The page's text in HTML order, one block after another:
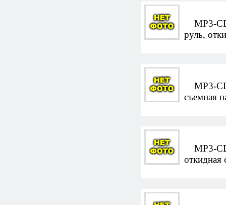
MP3-
руль,
MP3-
съемная
MP3-
откидная